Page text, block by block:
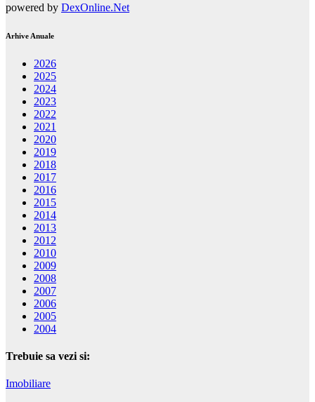
powered by DexOnline.Net
Arhive Anuale
2026
2025
2024
2023
2022
2021
2020
2019
2018
2017
2016
2015
2014
2013
2012
2010
2009
2008
2007
2006
2005
2004
Trebuie sa vezi si:
Imobiliare